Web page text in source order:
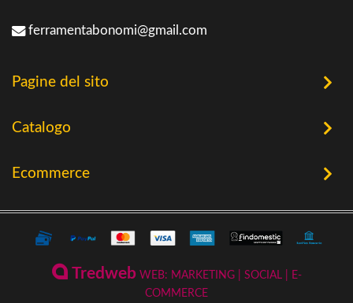
ferramentabonomi@gmail.com
Pagine del sito
Home
Offerte
Storia
Catalogo
Riscaldamento a Biomassa
Ferramenta & Fai Da Te
Giardinaggio
Piscine & Divertimento
Ecommerce
Termini e Privacy
Condizioni Generali di Vendita
Pagamenti Disponibili
TredwebWEB: MARKETING | SOCIAL | E-
COMMERCE